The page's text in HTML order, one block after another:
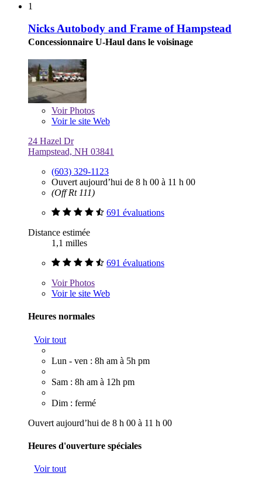
1
Nicks Autobody and Frame of Hampstead
Concessionnaire U-Haul dans le voisinage
VoirPhotos
Voir le site Web
24 Hazel Dr
Hampstead, NH 03841
(603) 329-1123
Ouvert aujourd’hui de 8 h 00 à 11 h 00
(Off Rt 111)
691 évaluations
Distance estimée
1,1 milles
691 évaluations
VoirPhotos
Voir le site Web
Heures normales
Voir tout
Lun - ven : 8h am à 5h pm
Sam : 8h am à 12h pm
Dim : fermé
Ouvert aujourd’hui de 8 h 00 à 11 h 00
Heures d'ouverture spéciales
Voir tout